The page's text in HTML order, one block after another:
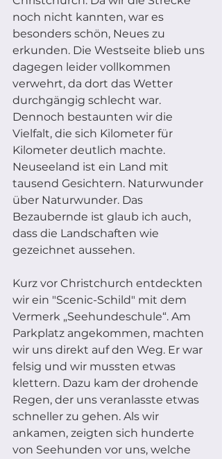
noch nicht kannten, war es
besonders schön, Neues zu
erkunden. Die Westseite blieb uns
dagegen leider vollkommen
verwehrt, da dort das Wetter
durchgängig schlecht war.
Dennoch bestaunten wir die
Vielfalt, die sich Kilometer für
Kilometer deutlich machte.
Neuseeland ist ein Land mit
tausend Gesichtern. Naturwunder
über Naturwunder. Das
Bezaubernde ist glaub ich auch,
dass die Landschaften wie
gezeichnet aussehen.
Kurz vor Christchurch entdeckten
wir ein "Scenic-Schild" mit dem
Vermerk „Seehundeschule“. Am
Parkplatz angekommen, machten
wir uns direkt auf den Weg. Er war
felsig und wir mussten etwas
klettern. Dazu kam der drohende
Regen, der uns veranlasste etwas
schneller zu gehen. Als wir
ankamen, zeigten sich hunderte
von Seehunden vor uns, welche